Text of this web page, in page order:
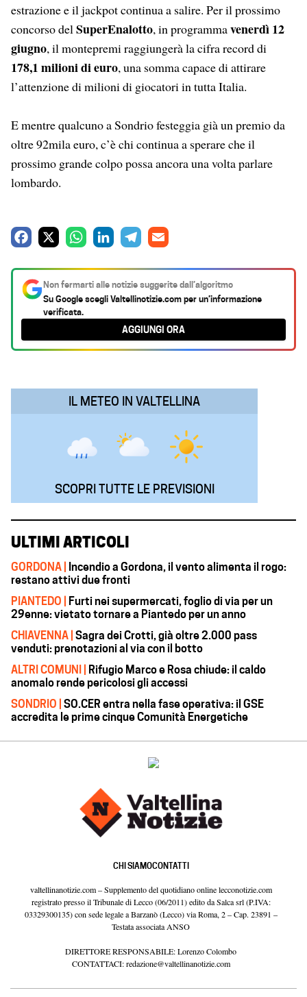
estrazione e il jackpot continua a salire. Per il prossimo
concorso delSuperEnalotto, in programmavenerdì 12
giugno, il montepremi raggiungerà la cifra record di
178,1 milioni di euro, una somma capace di attirare
l’attenzione di milioni di giocatori in tutta Italia.
E mentre qualcuno a Sondrio festeggia già un premio da
oltre 92mila euro, c’è chi continua a sperare che il
prossimo grande colpo possa ancora una volta parlare
lombardo.
c
e
b
o
t
s
A
k
e
d
e
g
r
a
i
l
Non fermarti alle notizie suggerite dall’algoritmo
Su Google scegliValtellinotizie.comper un’informazione
verificata.
AGGIUNGI ORA
IL METEO IN VALTELLINA
SCOPRI TUTTE LE PREVISIONI
ULTIMI ARTICOLI
GORDONA |
Incendio a Gordona, il vento alimenta il rogo:
restano attivi due fronti
PIANTEDO |
Furti nei supermercati, foglio di via per un
29enne: vietato tornare a Piantedo per un anno
CHIAVENNA | Sagra dei Crotti, già oltre 2.000 pass
venduti: prenotazioni al via con il botto
ALTRI COMUNI |
Rifugio Marco e Rosa chiude: il caldo
anomalo rende pericolosi gli accessi
SONDRIO | SO.CER entra nella fase operativa: il GSE
accredita le prime cinque Comunità Energetiche
CHI SIAMOCONTATTI
valtellinanotizie.com – Supplemento del quotidiano online lecconotizie.com
registrato presso il Tribunale di Lecco (06/2011) edito da Salca srl (P.IVA:
03329300135) con sede legale a Barzanò (Lecco) via Roma, 2 – Cap. 23891 –
Testata associata ANSO
DIRETTORE RESPONSABILE: Lorenzo Colombo
CONTATTACI:redazione@valtellinanotizie.com